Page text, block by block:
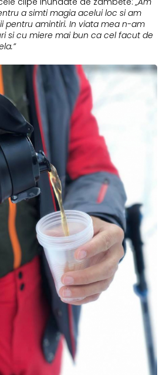
a simti magia acelui loc si am
pentru amintiri. In viata mea n-am
si cu miere mai bun ca cel facut de
”